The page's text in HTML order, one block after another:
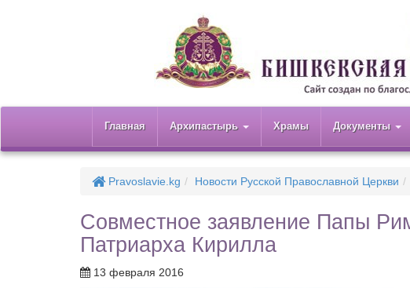
Главная Архипастырь Храмы Документы
Pravoslavie.kg Новости Русской Православной Церкви
Совместное заявление Папы
Патриарха Кирилла
13 февраля 2016